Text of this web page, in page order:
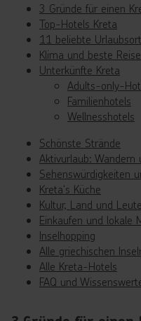
3 Gründe für einen
Top-Hotels Kreta
11 beliebte
Klima und beste
Unterkünfte Kreta
Adults-only-
Familienhotels
Wellnesshotels
Schönste Strände
Aktivurlaub: Wandern
Sehenswürdigkeiten
Kreta's Küche
Kultur, Land und Leute
Einkaufen und lokale
Inselhopping
Alle griechischen
Alle Kreta-Hotels
FAQ und